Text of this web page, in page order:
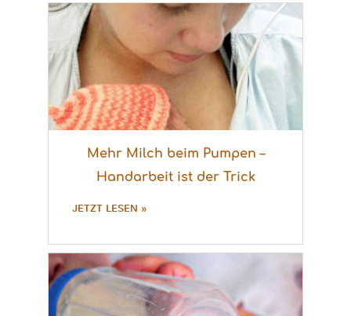
Mehr Milch beim Pumpen –
Handarbeit ist der Trick
JETZT LESEN »